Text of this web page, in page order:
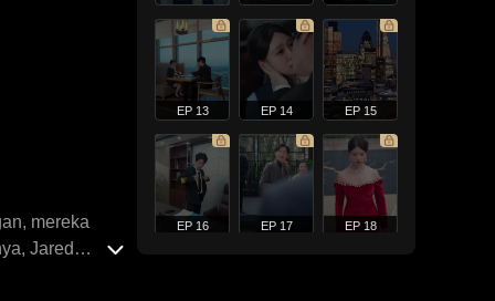
mereka
Jared
EP 13 EP 14 EP 15
EP 16 EP 17 EP 18